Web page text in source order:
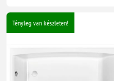
Tényleg van készleten!